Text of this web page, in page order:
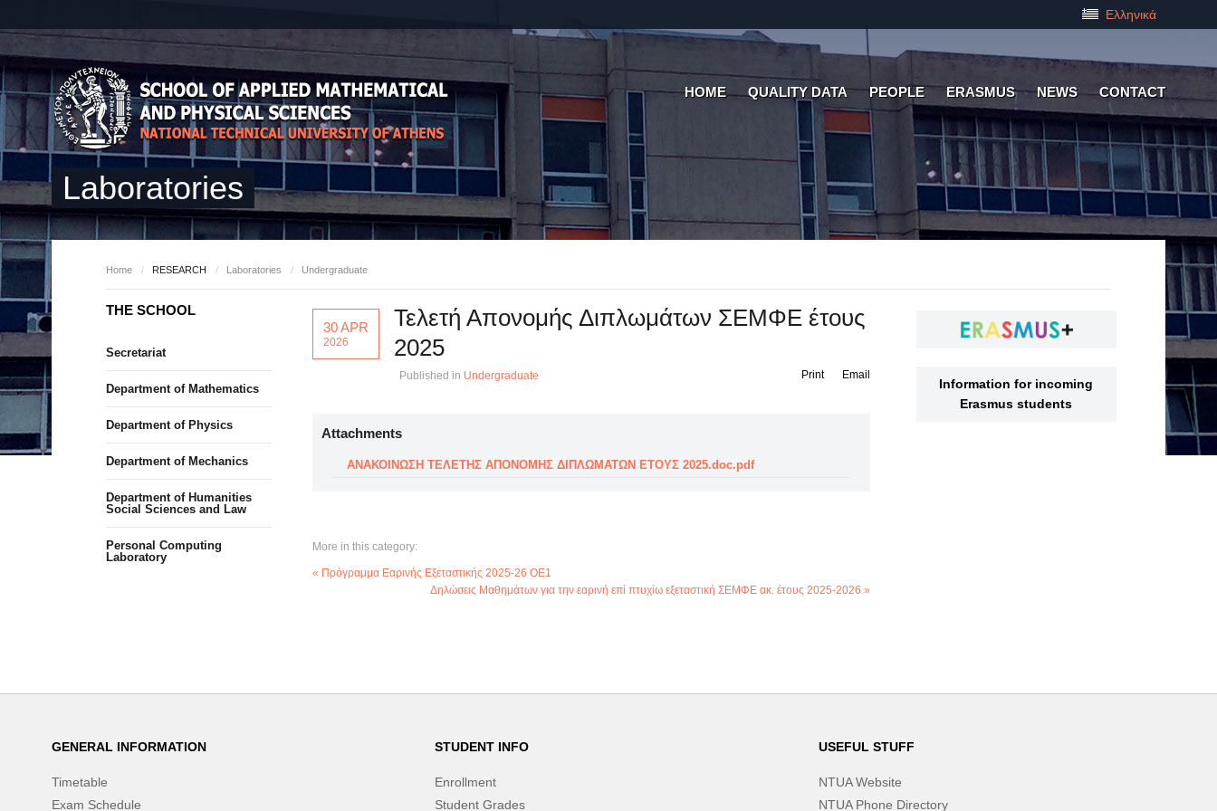
Ελληνικά
HOME QUALITY DATA PEOPLE ERASMUS NEWS CONTACT
Laboratories
Home / RESEARCH / Laboratories / Undergraduate
30 APR
2026
Τελετή Απονομής Διπλωμάτων ΣΕΜΦΕ έτους
2025
Published in Undergraduate Email
Print
Attachments
ΑΝΑΚΟΙΝΩΣΗ ΤΕΛΕΤΗΣ ΑΠΟΝΟΜΗΣ ΔΙΠΛΩΜΑΤΩΝ ΕΤΟΥΣ 2025.doc.pdf
More in this category:
« Πρόγραμμα Εαρινής Εξεταστικής 2025-26 ΟΕ1
Δηλώσεις Μαθημάτων για την εαρινή επί πτυχίω εξεταστική ΣΕΜΦΕ ακ. έτους 2025-2026 »
THE SCHOOL
Secretariat
Department of Mathematics
Department of Physics
Department of Mechanics
Department of Humanities
Social Sciences and Law
Personal Computing
Laboratory
Information for incoming
Erasmus students
GENERAL INFORMATION
Timetable
Exam Schedule
STUDENT INFO
Enrollment
Student Grades
USEFUL STUFF
NTUA Website
NTUA Phone Directory